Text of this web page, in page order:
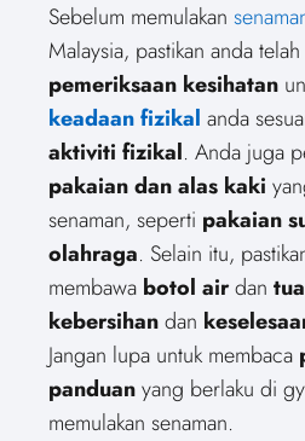
Sebelum memulakan
Malaysia, pastikan anda
pemeriksaan kesihatan
keadaan fizikal anda
aktiviti fizikal. Anda juga
pakaian dan alas kaki
senaman, seperti pakaian
olahraga. Selain itu,
membawa botol airdan
kebersihandan
Jangan lupa untuk membaca
panduanyang berlaku di
memulakan senaman.